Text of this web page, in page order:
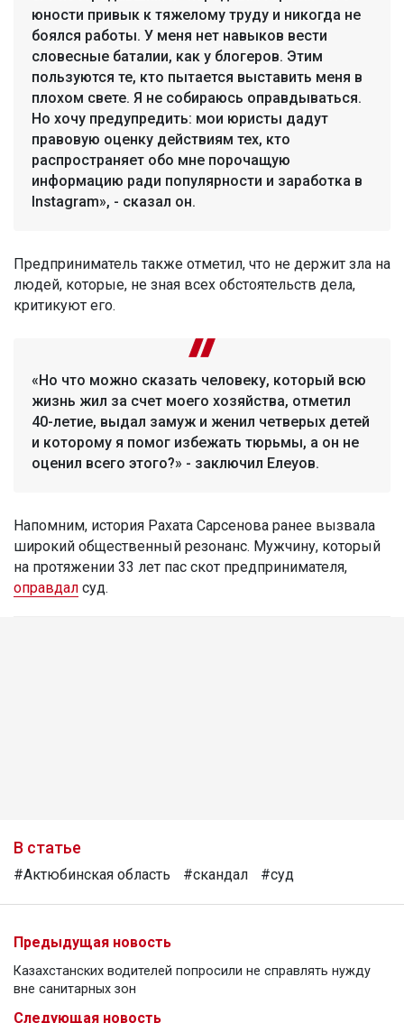
юности привык к тяжелому труду и никогда не
боялся работы. У меня нет навыков вести
словесные баталии, как у блогеров. Этим
пользуются те, кто пытается выставить меня в
плохом свете. Я не собираюсь оправдываться.
Но хочу предупредить: мои юристы дадут
правовую оценку действиям тех, кто
распространяет обо мне порочащую
информацию ради популярности и заработка в
Instagram», - сказал он.
Предприниматель также отметил, что не держит зла на
людей, которые, не зная всех обстоятельств дела,
критикуют его.
«Но что можно сказать человеку, который всю
жизнь жил за счет моего хозяйства, отметил
40-летие, выдал замуж и женил четверых детей
и которому я помог избежать тюрьмы, а он не
оценил всего этого?» - заключил Елеуов.
Напомним, история Рахата Сарсенова ранее вызвала
широкий общественный резонанс. Мужчину, который
на протяжении 33 лет пас скот предпринимателя,
оправдал суд.
В статье
#Актюбинская область #скандал #суд
Предыдущая новость
Казахстанских водителей попросили не справлять нужду
вне санитарных зон
Следующая новость